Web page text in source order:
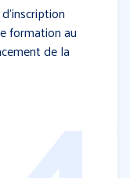
formation au
de la